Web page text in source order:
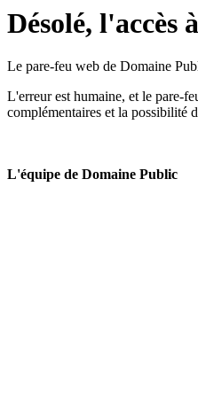
Désolé, l'accès
Le pare-feu web de Domaine
L'erreur est humaine, et le pare-
complémentaires et la possibilité
L'équipe de Domaine Public